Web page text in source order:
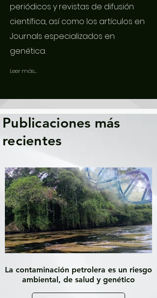
periódicos y revistas de difusión
científica, así como los artículos en
Journals especializados en
genética.
Leer más...
Publicaciones más
recientes
La contaminación petrolera es un riesgo
ambiental, de salud y genético